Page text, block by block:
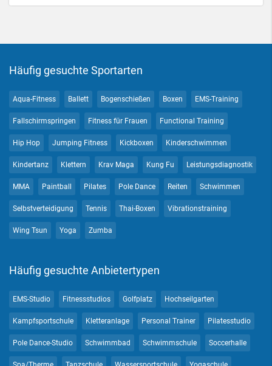
Häufig gesuchte Sportarten
Aqua-Fitness Ballett Bogenschießen Boxen EMS-Training
Fallschirmspringen Fitness für Frauen Functional Training
Hip Hop Jumping Fitness Kickboxen Kinderschwimmen
Kindertanz Klettern Krav Maga Kung Fu Leistungsdiagnostik
MMA Paintball Pilates Pole Dance Reiten Schwimmen
Selbstverteidigung Tennis Thai-Boxen Vibrationstraining
Wing Tsun Yoga Zumba
Häufig gesuchte Anbietertypen
EMS-Studio Fitnessstudios Golfplatz Hochseilgarten
Kampfsportschule Kletteranlage Personal Trainer Pilatesstudio
Pole Dance-Studio Schwimmbad Schwimmschule Soccerhalle